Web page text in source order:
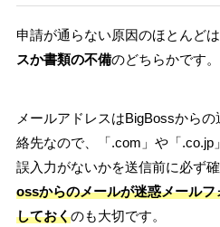
申請が通らない原因のほとんどは
スか書類の不備のどちらかです。
メールアドレスはBigBossから
絡先なので、「.com」や「
誤入力がないかを送信前に必ず
ossからのメールが迷惑メール
しておくのも大切です。